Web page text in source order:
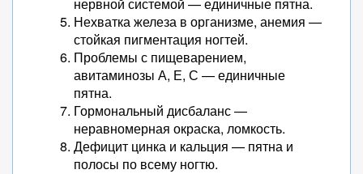
Нехватка железа в организме, анемия —
стойкая пигментация ногтей.
Проблемы с пищеварением,
авитаминозы А, Е, С — единичные
пятна.
Гормональный дисбаланс —
неравномерная окраска, ломкость.
Дефицит цинка и кальция — пятна и
полосы по всему ногтю.